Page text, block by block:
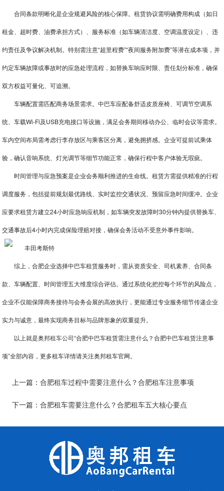
合同条款明晰化是企业规避风险的核心保障。租赁协议需明确费用构成（如日
租金、超时费、油费承担方式）、服务标准（如车辆清洁度、空调温度设定）、违
约责任及争议解决机制。特别需注意“超里程费”“夜间服务附加费”等潜在成本项，并
约定车辆故障或事故时的应急处理流程，如替换车响应时限、责任划分标准，确保
双方权益可量化、可追溯。
车辆配置需匹配商务场景需求。中巴车应配备舒适皮质座椅、可调节空调系
统、车载Wi-Fi及USB充电接口等设施，满足会务期间移动办公、临时会议等需求。
车内空间布局需考虑行李存放区与乘客区分离，避免拥挤感。企业可提前试乘体
验，确认音响系统、灯光调节等细节功能正常，确保行程中客户体验无瑕疵。
时间管理与应急预案是企业会务顺利推进的生命线。租赁方需提供精准的行程
调度服务，包括提前规划最优路线、实时监控交通状况、预留应急时间缓冲。企业
应要求租赁方建立24小时应急响应机制，如车辆突发故障时30分钟内提供替换车、
交通事故后4小时内完成保险理赔对接，确保会务活动不受意外事件影响。
综上，合肥企业选择中巴车租赁服务时，需从资质安全、司机素养、合同条
款、车辆配置、时间管理五大维度综合评估。通过系统化把控每个环节的风险点，
企业不仅能保障商务接待与会务会展的高效执行，更能通过专业服务细节传递企业
实力与诚意，最终实现商务目标与品牌形象的双重提升。
以上就是奥邦租车公司“合肥中巴车租赁需注意什么？合肥中巴车租赁注意事
项”全部内容，更多租车详情请关注奥邦租车官网。
上一篇：合肥租车过程中需要注意什么？合肥租车注意事项
下一篇：合肥租车需要注意什么？合肥租车五大核心要点